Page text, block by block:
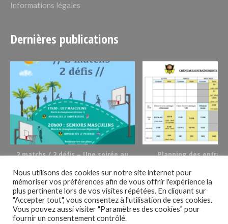
Informations légales
Dernières publications
2 matchs / 2 défis – Une soirée au
Planning des
Suivez-nous !
Nous utilisons des cookies sur notre site internet pour
mémoriser vos préférences afin de vous offrir l'expérience la
plus pertinente lors de vos visites répétées. En cliquant sur
"Accepter tout", vous consentez à l'utilisation de ces cookies.
Vous pouvez aussi visiter "Paramètres des cookies" pour
fournir un consentement contrôlé.